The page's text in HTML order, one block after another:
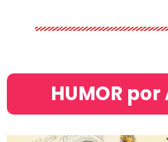
HUMOR